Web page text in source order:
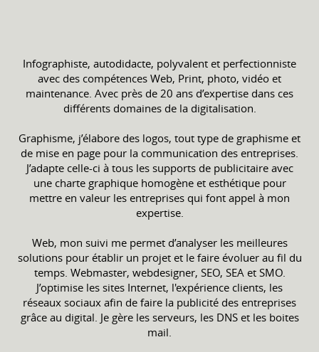
Infographiste, autodidacte, polyvalent et perfectionniste
avec des compétences Web, Print, photo, vidéo et
maintenance. Avec près de 20 ans d’expertise dans ces
différents domaines de la digitalisation.
Graphisme, j’élabore des logos, tout type de graphisme et
de mise en page pour la communication des entreprises.
J’adapte celle-ci à tous les supports de publicitaire avec
une charte graphique homogène et esthétique pour
mettre en valeur les entreprises qui font appel à mon
expertise.
Web, mon suivi me permet d’analyser les meilleures
solutions pour établir un projet et le faire évoluer au fil du
temps. Webmaster, webdesigner, SEO, SEA et SMO.
J’optimise les sites Internet, l'expérience clients, les
réseaux sociaux afin de faire la publicité des entreprises
grâce au digital. Je gère les serveurs, les DNS et les boites
mail.